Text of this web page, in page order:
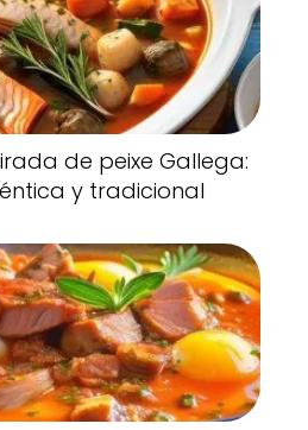
de peixe Gallega:
y tradicional